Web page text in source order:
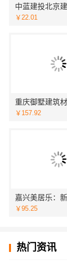
￥22.01
￥157.92
￥95.25
热门资讯